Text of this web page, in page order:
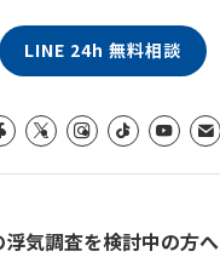
LINE 24h 無料相談
気調査を検討中の方へ